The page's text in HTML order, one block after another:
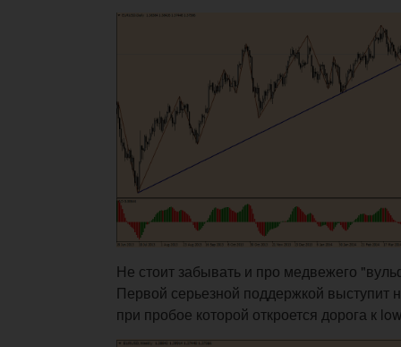
Не стоит забывать и про медвежего
Первой серьезной поддержкой выступит
при пробое которой откроется дорога к